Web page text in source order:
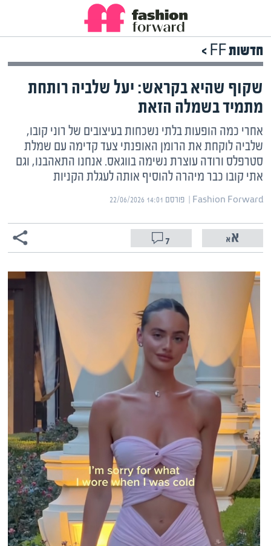
חדשות FF >
שקוף שהיא בקראש: יעל שלביה רותחת
מתמיד בשמלה הזאת
אחרי כמה הופעות בלתי נשכחות בעיצובים של רוני קובו,
שלביה לוקחת את הרומן האופנתי צעד קדימה עם שמלת
סטרפלס ורודה עוצרת נשימה בווגאס. אנחנו התאהבנו, וגם
אתי קובו כבר מיהרה להוסיף אותה לעגלת הקניות
Fashion Forward | ‏ פורסם ‎22/06/2026 14:01
7